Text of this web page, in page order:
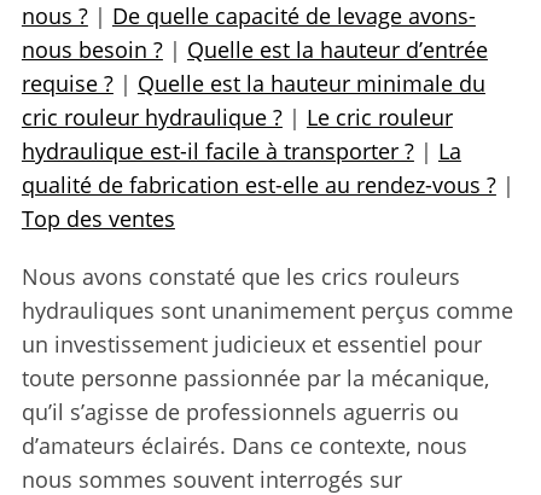
nous ?| De quelle capacité de levage avons-
nous besoin ?| Quelle est la hauteur d’entrée
requise ?| Quelle est la hauteur minimale du
cric rouleur hydraulique ?| Le cric rouleur
hydraulique est-il facile à transporter ?| La
qualité de fabrication est-elle au rendez-vous ?|
Top des ventes
Nous avons constaté que les crics rouleurs
hydrauliques sont unanimement perçus comme
un investissement judicieux et essentiel pour
toute personne passionnée par la mécanique,
qu’il s’agisse de professionnels aguerris ou
d’amateurs éclairés. Dans ce contexte, nous
nous sommes souvent interrogés sur